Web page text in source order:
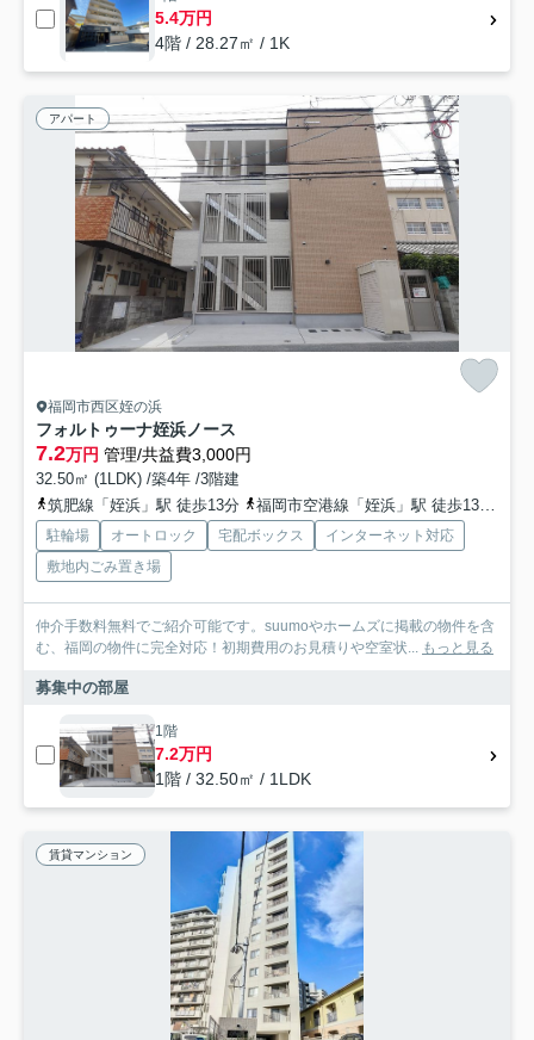
5.4万円
4階 / 28.27㎡ / 1K
アパート
福岡市西区姪の浜
フォルトゥーナ姪浜ノース
7.2万円 管理/共益費3,000円
32.50㎡ (1LDK) /築4年 /3階建
筑肥線「姪浜」駅 徒歩13分
福岡市空港線「姪浜」駅 徒歩13分
駐輪場 オートロック 宅配ボックス
インターネット対応
敷地内ごみ置き場
仲介手数料無料でご紹介可能です。suumoやホームズに掲載の物件を含
む、福岡の物件に完全対応！初期費用のお見積りや空室状...
もっと見る
募集中の部屋
1階
7.2万円
1階 / 32.50㎡ / 1LDK
賃貸マンション